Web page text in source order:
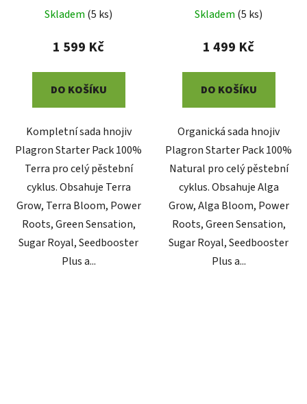
Skladem (5 ks)
1 599 Kč
DO KOŠÍKU
Kompletní sada hnojiv
Plagron Starter Pack 100%
Terra pro celý pěstební
cyklus. Obsahuje Terra
Grow, Terra Bloom, Power
Roots, Green Sensation,
Sugar Royal, Seedbooster
Plus a...
Skladem (5 ks)
1 499 Kč
DO KOŠÍKU
Organická sada hnojiv
Plagron Starter Pack 100%
Natural pro celý pěstební
cyklus. Obsahuje Alga
Grow, Alga Bloom, Power
Roots, Green Sensation,
Sugar Royal, Seedbooster
Plus a...